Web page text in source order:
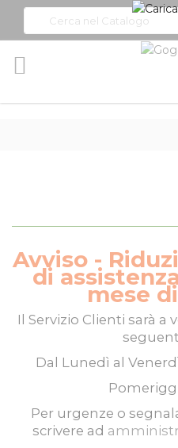
Avviso -
di
mese
Il Servizio Clienti sarà a
Dal Lunedì al
Per urgenze o
scrivere ad